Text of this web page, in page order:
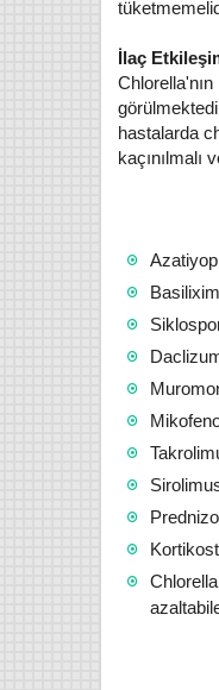
İlaç
Chlorella'nın
hastalarda
kaçınılmalı